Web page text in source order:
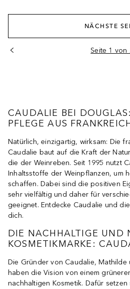
NÄCHSTE
Seite 1 von
CAUDALIE BEI
PFLEGE AUS
Natürlich, einzigartig, wirksam: Die
Caudalie baut auf die Kraft der
die der Weinreben. Seit 1995 nutzt
Inhaltsstoffe der Weinpflanzen, um
schaffen. Dabei sind die positiven
sehr vielfältig und daher für
geeignet. Entdecke Caudalie und
dich.
DIE NACHHALTIGE UND
KOSMETIKMARKE:
Die Gründer von Caudalie, Mathilde
haben die Vision von einem
nachhaltigen Kosmetik. Dafür setzen